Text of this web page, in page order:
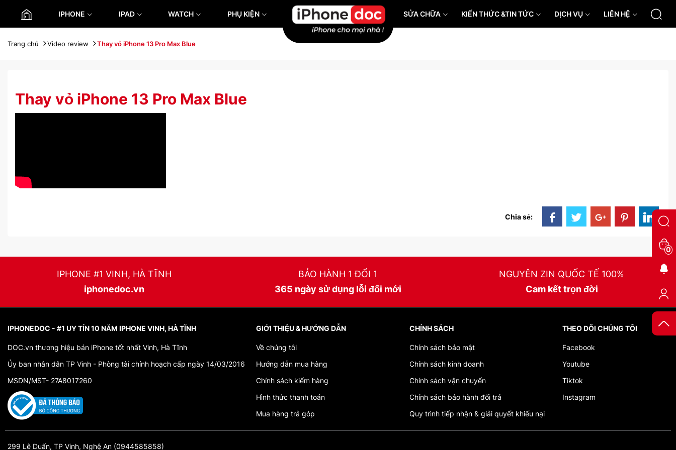
IPHONE IPAD WATCH PHỤ KIỆN SỬA CHỮA KIẾN THỨC &TIN TỨC DỊCH VỤ LIÊN HỆ
Trang chủ Video review Thay vỏ iPhone 13 Pro Max Blue
Thay vỏ iPhone 13 Pro Max Blue
Chia sẻ:
IPHONE #1 VINH, HÀ TĨNH
iphonedoc.vn
BẢO HÀNH 1 ĐỔI 1
365 ngày sử dụng lỗi đổi mới
NGUYÊN ZIN QUỐC TẾ 100%
Cam kết trọn đời
IPHONEDOC - #1 UY TÍN 10 NĂM IPHONE VINH, HÀ TĨNH
DOC.vn thương hiệu bán iPhone tốt nhất Vinh, Hà Tĩnh
Ủy ban nhân dân TP Vinh - Phòng tài chính hoạch cấp ngày 14/03/2016
MSDN/MST- 27A8017260
GIỚI THIỆU & HƯỚNG DẪN
Về chúng tôi
Hướng dẫn mua hàng
Chính sách kiểm hàng
Hình thức thanh toán
Mua hàng trả góp
CHÍNH SÁCH
Chính sách bảo mật
Chính sách kinh doanh
Chính sách vận chuyển
Chính sách bảo hành đổi trả
Quy trình tiếp nhận & giải quyết khiếu nại
THEO DÕI CHÚNG TÔI
Facebook
Youtube
Tiktok
Instagram
299 Lê Duẩn, TP Vinh, Nghệ An (0944585858)
0